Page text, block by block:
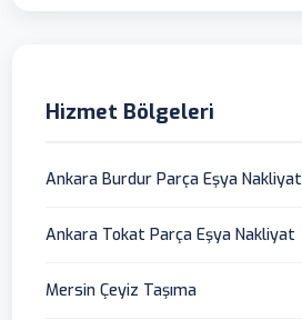
Hizmet Bölgeleri
Ankara Burdur Parça Eşya Nakliyat
Ankara Tokat Parça Eşya Nakliyat
Mersin Çeyiz Taşıma